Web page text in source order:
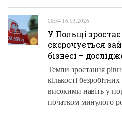
08:34 16.03.2026
У Польщі зростає
скорочується
бізнесі –
Темпи зростання
кількості
високими навіть у
початком минулого